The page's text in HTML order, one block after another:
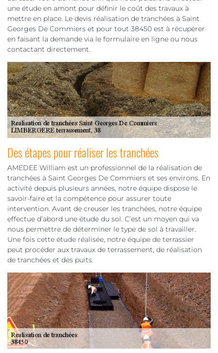
une étude en amont pour définir le coût des travaux à
mettre en place. Le devis réalisation de tranchées à Saint
Georges De Commiers et pour tout 38450 est à récupérer
en faisant la demande via le formulaire en ligne ou nous
contactant directement.
Des étapes pour réaliser les tranchées
AMEDEE William est un professionnel de la réalisation de
tranchées à Saint Georges De Commiers et ses environs. En
activité depuis plusieurs années, notre équipe dispose le
savoir-faire et la compétence pour assurer toute
intervention. Avant de creuser les tranchées, notre équipe
effectue d’abord une étude du sol. C’est un moyen qui va
nous permettre de déterminer le type de sol à travailler.
Une fois cette étude réalisée, notre équipe de terrassier
peut procéder aux travaux de terrassement, de réalisation
de tranchées et des puits.